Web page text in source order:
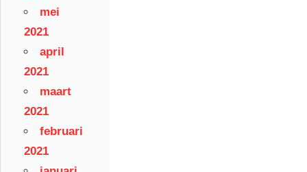
mei
2021
april
2021
maart
2021
februari
2021